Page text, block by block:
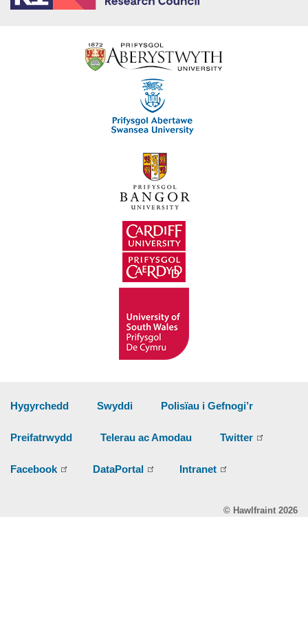
Hygyrchedd Swyddi Polisïau i Gefnogi’r
Preifatrwydd Telerau ac Amodau Twitter
Facebook DataPortal Intranet
© Hawlfraint 2026